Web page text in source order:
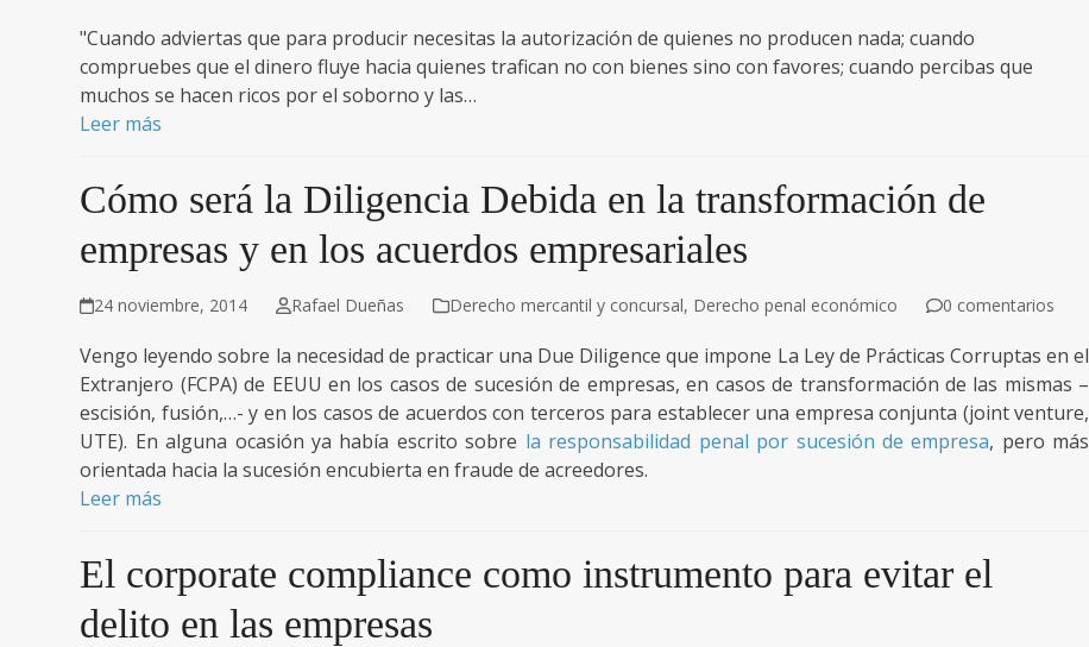
"Cuando adviertas que para producir necesitas la autorización de quienes no producen nada; cuando
compruebes que el dinero fluye hacia quienes trafican no con bienes sino con favores; cuando percibas que
muchos se hacen ricos por el soborno y las…
Leer más
Cómo será la Diligencia Debida en la transformación de
empresas y en los acuerdos empresariales
24 noviembre, 2014 Rafael Dueñas Derecho mercantil y concursal, Derecho penal económico 0 comentarios
Vengo leyendo sobre la necesidad de practicar una Due Diligence que impone La Ley de Prácticas Corruptas en el
Extranjero (FCPA) de EEUU en los casos de sucesión de empresas, en casos de transformación de las mismas –
escisión, fusión,…- y en los casos de acuerdos con terceros para establecer una empresa conjunta (joint venture,
UTE). En alguna ocasión ya había escrito sobre la responsabilidad penal por sucesión de empresa, pero más
orientada hacia la sucesión encubierta en fraude de acreedores.
Leer más
El corporate compliance como instrumento para evitar el
delito en las empresas